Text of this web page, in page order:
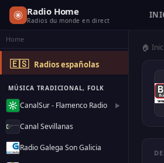
Radio Home
Radios du monde en direct
Home
🇪🇸 Radios españolas
MÚSICA TRADICIONAL, FOLK
CanalSur - Flamenco Radio ▶
Canal Sevillanas
Radio Galega Son Galicia
🏠